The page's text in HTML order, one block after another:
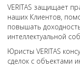
VERITAS защищает
наших Клиентов,
повышать
интеллектуальной
Юристы VERITAS
сделок с объектами